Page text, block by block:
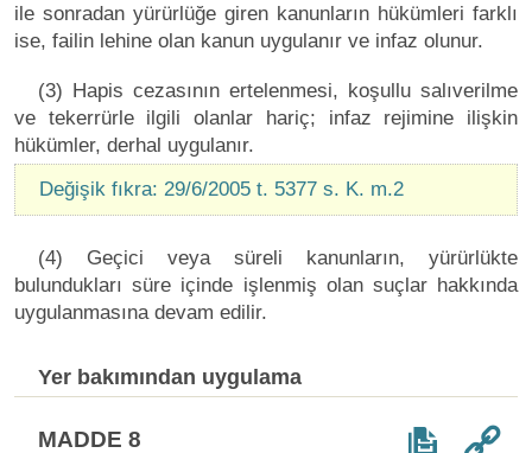
ile sonradan yürürlüğe giren kanunların hükümleri farklı
ise, failin lehine olan kanun uygulanır ve infaz olunur.
(3) Hapis cezasının ertelenmesi, koşullu salıverilme
ve tekerrürle ilgili olanlar hariç; infaz rejimine ilişkin
hükümler, derhal uygulanır.
Değişik fıkra: 29/6/2005 t. 5377 s. K. m.2
(4) Geçici veya süreli kanunların, yürürlükte
bulundukları süre içinde işlenmiş olan suçlar hakkında
uygulanmasına devam edilir.
Yer bakımından uygulama
MADDE 8